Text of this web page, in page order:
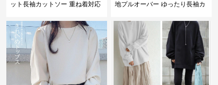
ット長袖カットソー 重ね着対応
地プルオーバー ゆったり長袖カ